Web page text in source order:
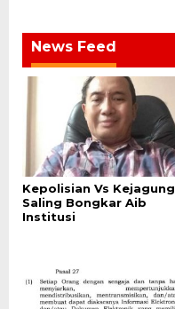
News Feed
Kepolisian Vs Kejagung
Saling Bongkar Aib
Institusi